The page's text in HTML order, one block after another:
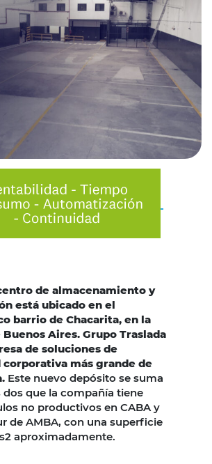
de almacenamiento y
está ubicado en el
barrio de Chacarita, en la
Buenos Aires. Grupo Traslada
de soluciones de
más grande de
Este nuevo depósito se suma
dos que la compañía tiene
no productivos en CABA y
de AMBA, con una superficie
aproximadamente.